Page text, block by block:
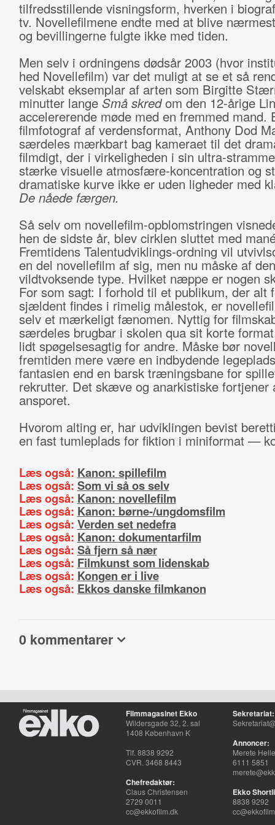
tilfredsstillende visningsform, hverken i
tv. Novellefilmene endte med at blive
og bevillingerne fulgte ikke med tiden.
Men selv i ordningens dødsår 2003 (hvor
hed Novellefilm) var det muligt at se et så
velskabt eksemplar af arten som Birgitte
minutter lange Små skredom den 12-årige
accelererende møde med en fremmed mand.
filmfotograf af verdensformat, Anthony Dod
særdeles mærkbart bag kameraet til det
filmdigt, der i virkeligheden i sin ultra-
stærke visuelle atmosfære-koncentration og
dramatiske kurve ikke er uden ligheder med
De nåede færgen.
Så selv om novellefilm-opblomstringen
hen de sidste år, blev cirklen sluttet med
Fremtidens Talentudviklings-ordning vil
en del novellefilm af sig, men nu måske af
vildtvoksende type. Hvilket næppe er nogen
For som sagt: I forhold til et publikum, der alt
sjældent findes i rimelig målestok, er
selv et mærkeligt fænomen. Nyttig for
særdeles brugbar i skolen qua sit korte
lidt spøgelsesagtig for andre. Måske bør
fremtiden mere være en indbydende
fantasien end en barsk træningsbane for
rekrutter. Det skæve og anarkistiske fortjener
ansporet.
Hvorom alting er, har udviklingen bevist
en fast tumleplads for fiktion i miniformat —
Læs også: Kanon: spillefilm
Læs også: Som vi så os selv
Læs også: Kanon: novellefilm
Læs også: Kanon: børne-/ungdomsfilm
Læs også: Verden set nedefra
Læs også: Kanon: dokumentarfilm
Læs også: Så fjern så nær
Læs også: Filmkunst som lidenskab
Læs også: Kongen er i live
Læs også: Ekkos danske filmkanon
0 kommentarer
Filmmagasinet Ekko
Wildersgade 32, 2. sal
1408 København K
Tlf. 8838 9292
CVR. 3468 8443
Chefredaktør:
Claus Christensen
2729 0011
cc@ekkofilm.dk
Sekretariat:
Annoncer:
Merete
6111 5851
Ekko
8838 9292